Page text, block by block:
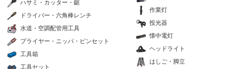
ハサミ・カッター・鋸
ドライバー・六角棒レンチ
水道・空調配管用工具
プライヤー・ニッパ・ピンセット
工具箱
工具セット
作業灯
投光器
懐中電灯
ヘッドライト
はしご・脚立